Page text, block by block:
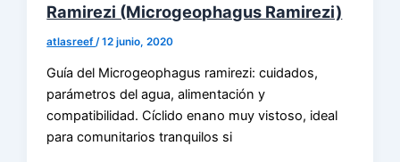
Ramirezi (Microgeophagus Ramirezi)
atlasreef /12 junio, 2020
Guía del Microgeophagus ramirezi: cuidados,
parámetros del agua, alimentación y
compatibilidad. Cíclido enano muy vistoso, ideal
para comunitarios tranquilos si